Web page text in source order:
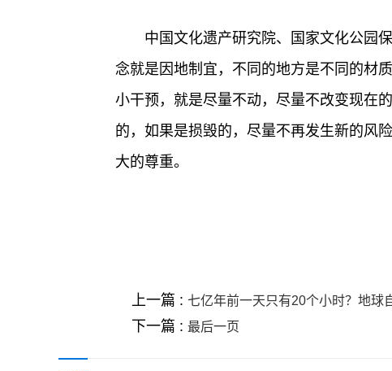
中国文化遗产研究院、国家文化公园
念就是因地制宜，不同的地方是不同的材
小干预，就是尽量不动，尽量不改变现在
的，如果是损毁的，尽量不再发生新的风
大的尊重。
上一篇 : 七亿年前一天只有20个小时？地球
下一篇 : 最后一页